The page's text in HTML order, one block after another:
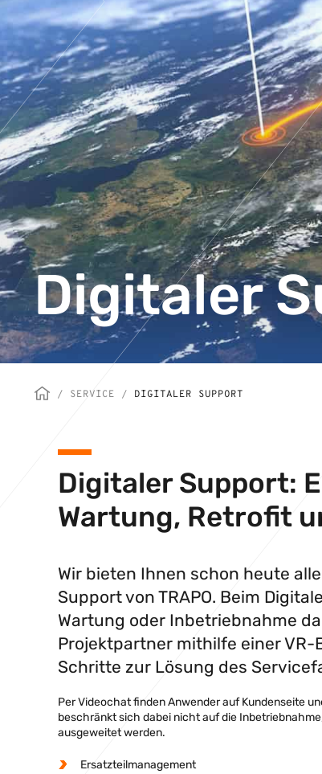
Digitaler
/ SERVICE / DIGITALER SUPPORT
Digitaler Support:
Wartung, Retrofit
Wir bieten Ihnen schon heute
Support von TRAPO. Beim
Wartung oder Inbetriebnahme
Projektpartner mithilfe einer
Schritte zur Lösung des
Per Videochat finden Anwender auf Kundenseite
beschränkt sich dabei nicht auf die
ausgeweitet werden.
Ersatzteilmanagement